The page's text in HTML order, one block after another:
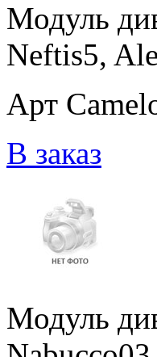
Модуль
Neftis5,
Арт
В заказ
Модуль